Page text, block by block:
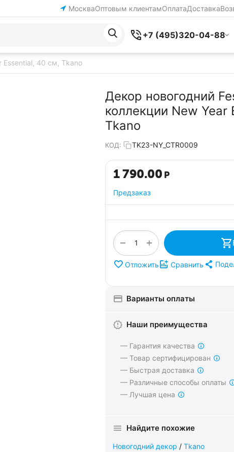
МоскваОптовым клиентамОплатаДоставка
+7 (495)320-04-88
Essential, 40 см, Tkano
Декор новогодний
коллекции New
Tkano
КОД: TK23-NY_CTR0009
1 790.00 Р
Предзаказ
+
−
Отложить Сравнить
Варианты оплаты
Наши преимущества
— Гарантия качества
— Товар сертифицирован
— Быстрая доставка
— Различные способы оплаты
— Лучшая цена
Найдите похожие
Новогодний декор / Tkano